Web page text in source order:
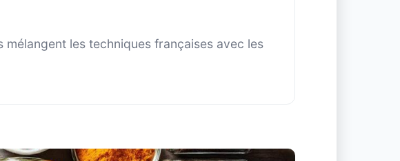
les techniques françaises avec les